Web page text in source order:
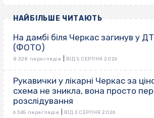
НАЙБІЛЬШЕ ЧИТАЮТЬ
На дамбі біля Черкас загинув у
(ФОТО)
8 328 переглядів ВІД 5 СЕРПНЯ 2026
Рукавички у лікарні Черкас за
схема не зникла, вона просто
розслідування
6 345 переглядів ВІД 3 СЕРПНЯ 2026